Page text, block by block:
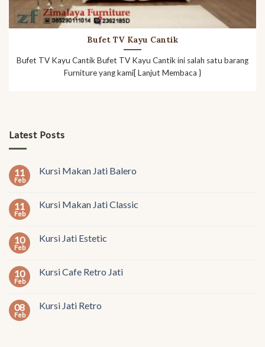
Latest Posts
11
Feb
Kursi Makan Jati Balero
11
Feb
Kursi Makan Jati Classic
10
Feb
Kursi Jati Estetic
10
Feb
Kursi Cafe Retro Jati
08
Feb
Kursi Jati Retro
Bufet TV Kayu Cantik
Bufet TV Kayu Cantik Bufet TV Kayu Cantik ini salah satu barang
Furniture yang kami[ Lanjut Membaca }